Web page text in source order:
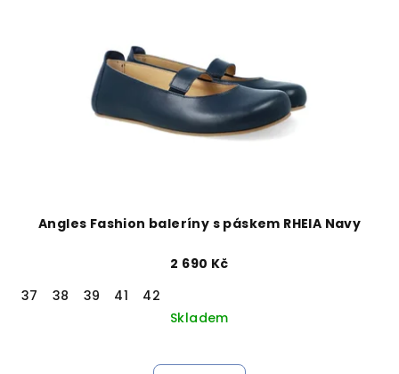
Angles Fashion baleríny s páskem RHEIA Navy
2 690 Kč
37
38 39 41
42
Skladem